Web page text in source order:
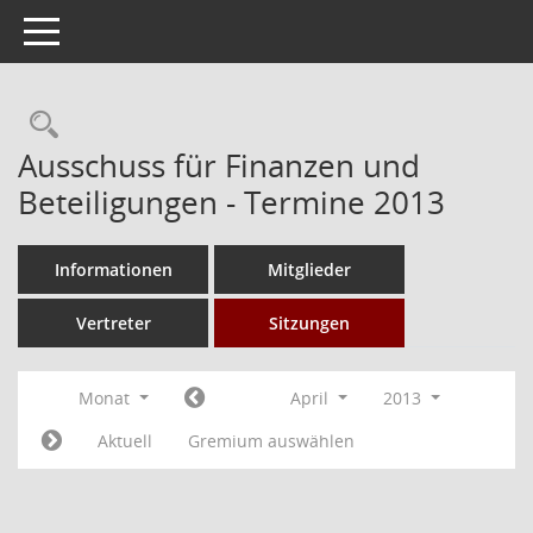
Toggle navigation
Rechercheauswahl
Ausschuss für Finanzen und
Beteiligungen - Termine 2013
Informationen Mitglieder
Vertreter Sitzungen
Monat April
2013
Aktuell
Gremium auswählen